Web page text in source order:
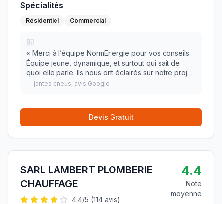
Spécialités
Résidentiel Commercial
« Merci à l’équipe NormEnergie pour vos conseils.
Équipe jeune, dynamique, et surtout qui sait de
quoi elle parle. Ils nous ont éclairés sur notre projet
Visite Technique Gratuite. Je conseille fortement.
— jantes pneus, avis Google
Devis Gratuit
SARL LAMBERT PLOMBERIE
CHAUFFAGE
4.4/5 (114 avis)
4.4
Note
moyenne